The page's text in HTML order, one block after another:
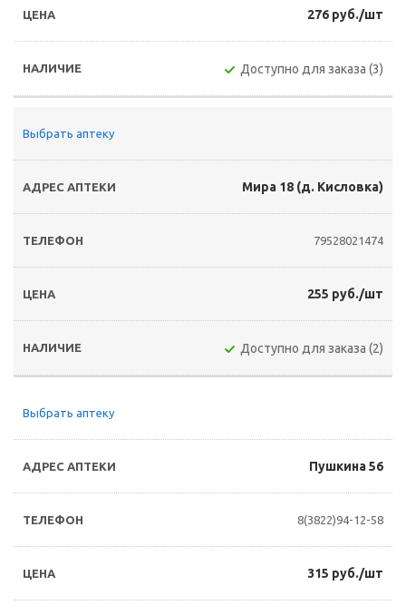
276 руб./шт
Доступно для заказа (3)
Выбрать аптеку
Мира 18 (д. Кисловка)
79528021474
255 руб./шт
Доступно для заказа (2)
Выбрать аптеку
Пушкина 56
8(3822)94-12-58
315 руб./шт